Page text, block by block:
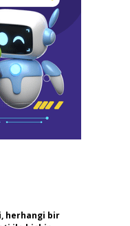
herhangi bir